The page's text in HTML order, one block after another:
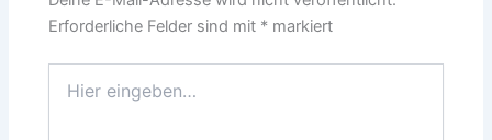
Erforderliche Felder sind mit * markiert
eingeben…